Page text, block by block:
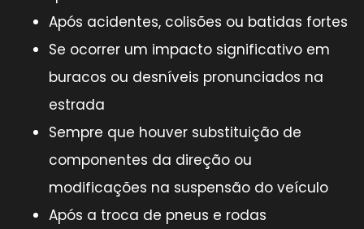
Após acidentes, colisões ou batidas fortes
Se ocorrer um impacto significativo em
buracos ou desníveis pronunciados na
estrada
Sempre que houver substituição de
componentes da direção ou
modificações na suspensão do veículo
Após a troca de pneus e rodas